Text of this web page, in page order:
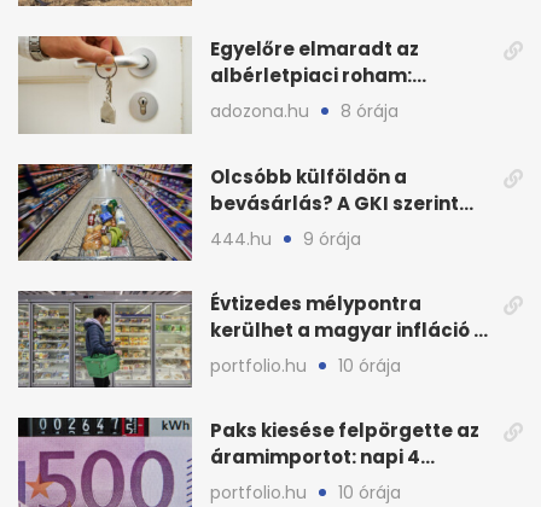
Egyelőre elmaradt az
albérletpiaci roham:
ennyibe kerülnek a kiadó
adozona.hu 8 órája
Olcsóbb külföldön a
bevásárlás? A GKI szerint
zárkózott a magyar árszint
444.hu 9 órája
Évtizedes mélypontra
kerülhet a magyar infláció a
KSH új adata szerint
portfolio.hu 10 órája
Paks kiesése felpörgette az
áramimportot: napi 4
milliárd forintos számla
portfolio.hu 10 órája